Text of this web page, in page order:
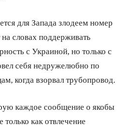
для Запада злодеем номер
словах поддерживать
с Украиной, но только с
себя недружелюбно по
когда взорвал трубопровод.
каждое сообщение о якобы
как отвлечение